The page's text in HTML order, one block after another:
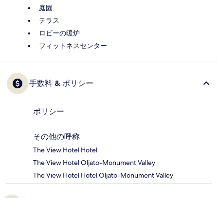
庭園
テラス
ロビーの暖炉
フィットネスセンター
手数料 & ポリシー
ポリシー
その他の呼称
The View Hotel Hotel
The View Hotel Oljato-Monument Valley
The View Hotel Hotel Oljato-Monument Valley